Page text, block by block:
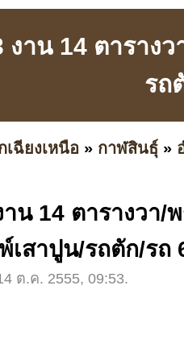
งาน 14 ตารา
รถ
ฉียงเหนือ » กาฬสินธุ์ »
น 14 ตารางวา/
สาปูน/รถตัก/รถ
ต.ค. 2555, 09:53.